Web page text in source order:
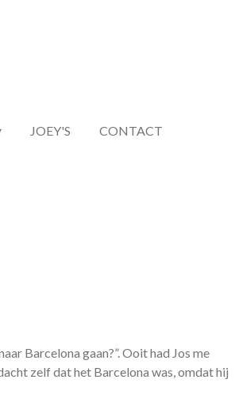
JOEY'S CONTACT
Barcelona gaan?”. Ooit had Jos me
zelf dat het Barcelona was, omdat hij